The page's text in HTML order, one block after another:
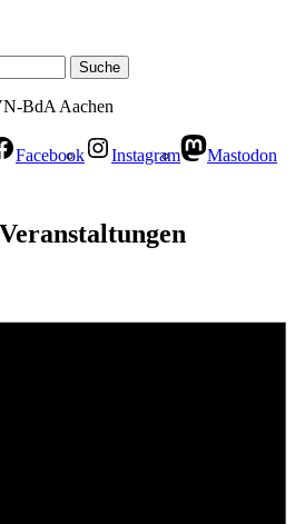
BdA Aachen
Facebook Instagram
Mastodon